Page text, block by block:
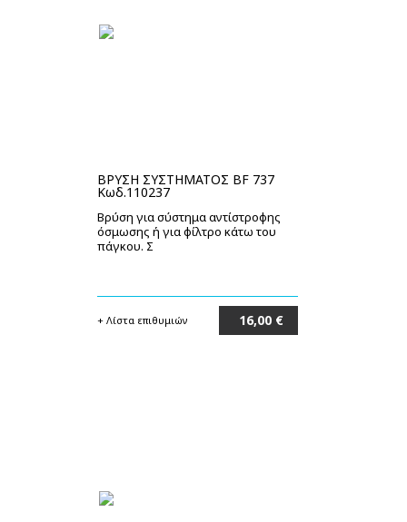
ΒΡΥΣΗ ΣΥΣΤΗΜΑΤΟΣ BF 737
Κωδ.110237
Βρύση για σύστημα αντίστροφης
όσμωσης ή για φίλτρο κάτω του
πάγκου. Σ
+ Λίστα επιθυμιών 16,00 €